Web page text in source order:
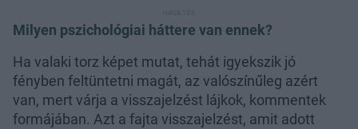
Milyen pszichológiai háttere van ennek?
Ha valaki torz képet mutat, tehát igyekszik jó
fényben feltüntetni magát, az valószínűleg azért
van, mert várja a visszajelzést lájkok, kommentek
formájában. Azt a fajta visszajelzést, amit adott